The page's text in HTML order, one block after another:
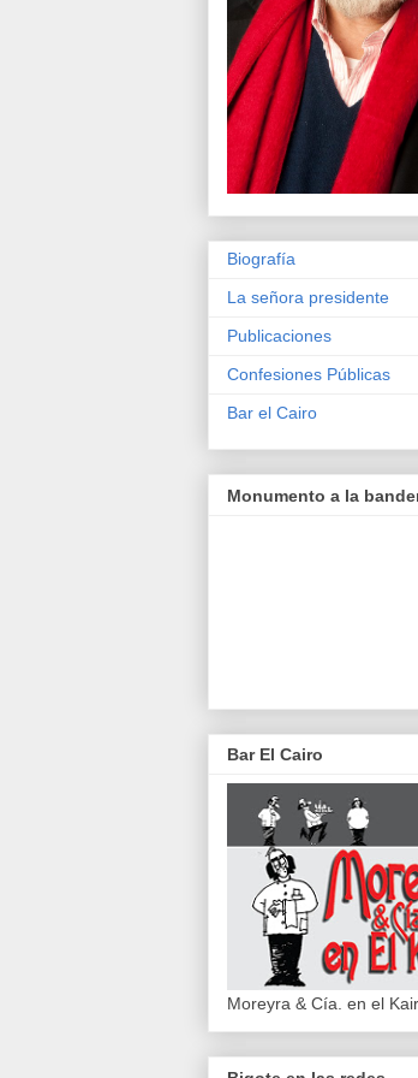
Biografía
La señora presidente
Publicaciones
Confesiones Públicas
Bar el Cairo
Monumento a la
Bar El Cairo
Moreyra & Cía. en el